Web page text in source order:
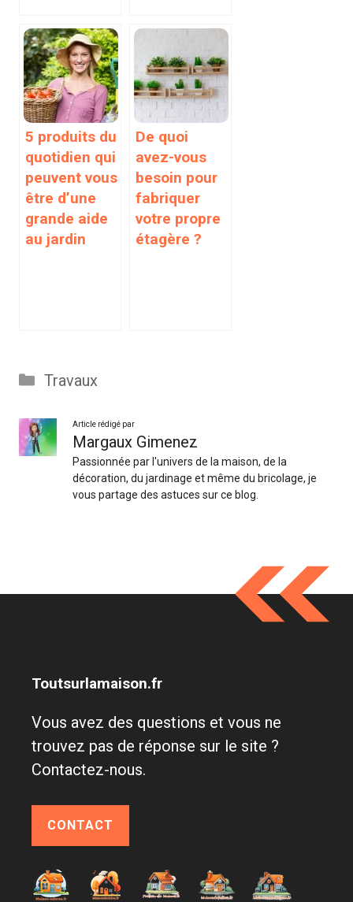
5 produits du
quotidien qui
peuvent vous
être d’une
grande aide
au jardin
De quoi
avez-vous
besoin pour
fabriquer
votre propre
étagère ?
Catégories
Travaux
Article rédigé par
Margaux Gimenez
Passionnée par l'univers de la maison, de la
décoration, du jardinage et même du bricolage, je
vous partage des astuces sur ce blog.
Toutsurlamaison.fr
Vous avez des questions et vous ne
trouvez pas de réponse sur le site ?
Contactez-nous.
CONTACT